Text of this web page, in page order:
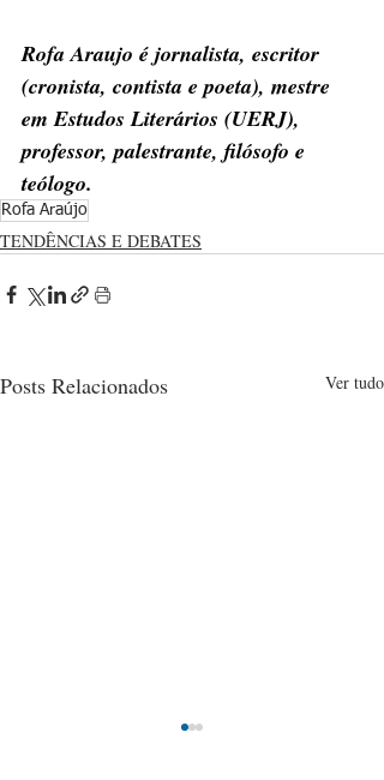
Rofa Araujo é jornalista, escritor
(cronista, contista e poeta), mestre
em Estudos Literários (UERJ),
professor, palestrante, filósofo e
teólogo.
Rofa Araújo
TENDÊNCIAS E DEBATES
Posts Relacionados Ver tudo